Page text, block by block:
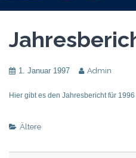
1. Januar 1997 Admin
Hier gibt es den Jahresbericht für
Ältere